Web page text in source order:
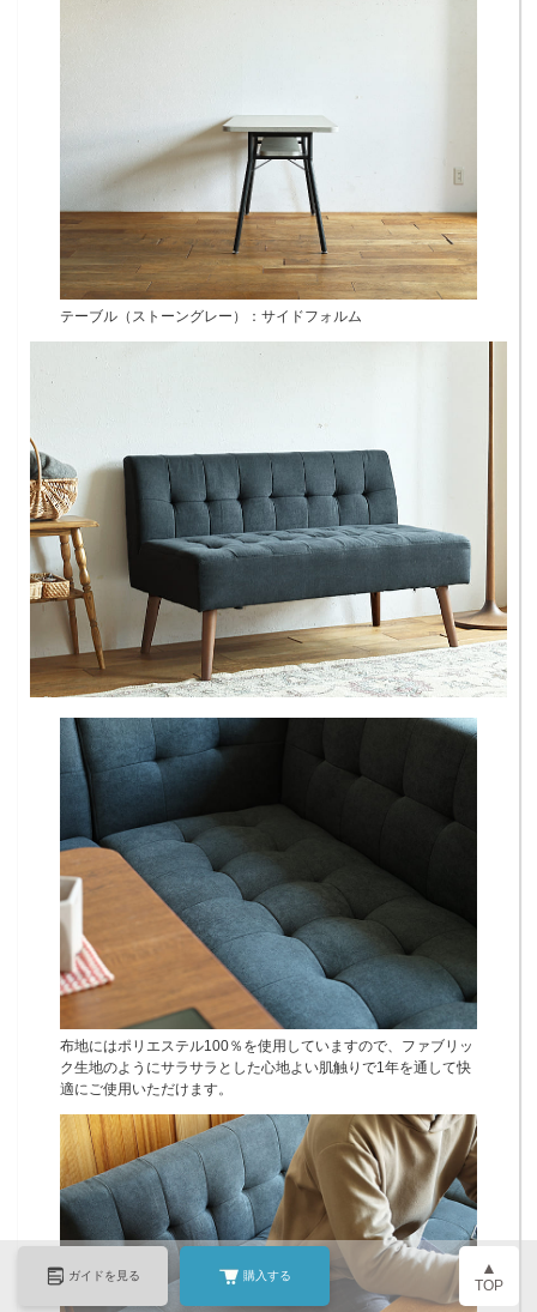
テーブル（ストーングレー）：サイドフォルム
布地にはポリエステル100％を使用していますので、ファブリッ
ク生地のようにサラサラとした心地よい肌触りで1年を通して快
適にご使用いただけます。
ガイドを見る 購入する ▲
TOP